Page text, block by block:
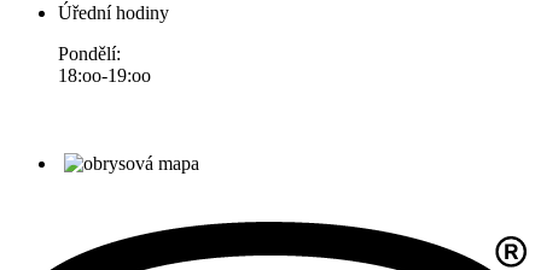
Úřední hodiny
Pondělí:
18:oo-19:oo